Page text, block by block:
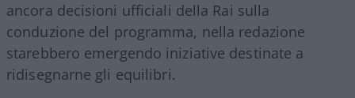
ancora decisioni ufficiali della Rai sulla
conduzione del programma, nella redazione
starebbero emergendo iniziative destinate a
ridisegnarne gli equilibri.